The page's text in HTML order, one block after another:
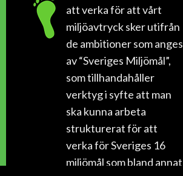
att verka för att vårt
miljöavtryck sker utifrån
de ambitioner som anges
av “Sveriges Miljömål”,
som tillhandahåller
verktyg i syfte att man
ska kunna arbeta
strukturerat för att
verka för Sveriges 16
miljömål som bland annat